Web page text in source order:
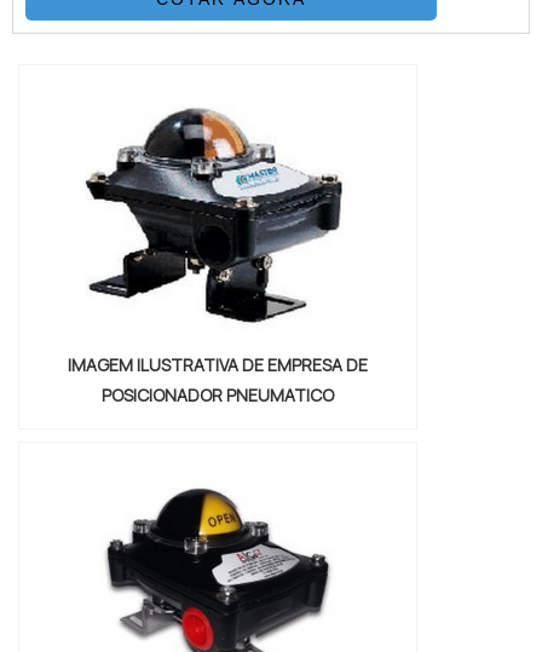
dúvidas sobre o produto a ser
adquirido.Quando o interesse é por válvula
encontrará excelente custo-benefício e
diversas opções d...
IMAGEM ILUSTRATIVA DE EMPRESA DE
POSICIONADOR PNEUMATICO